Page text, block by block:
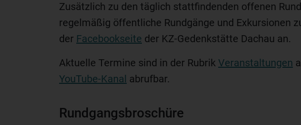
Zusätzlich zu den täglich stattfindenden offenen
regelmäßig öffentliche Rundgänge und Exkursionen
der Facebookseite der KZ-Gedenkstätte Dachau an.
Aktuelle Termine sind in der Rubrik Veranstaltungen
YouTube-Kanal abrufbar.
Rundgangsbroschüre